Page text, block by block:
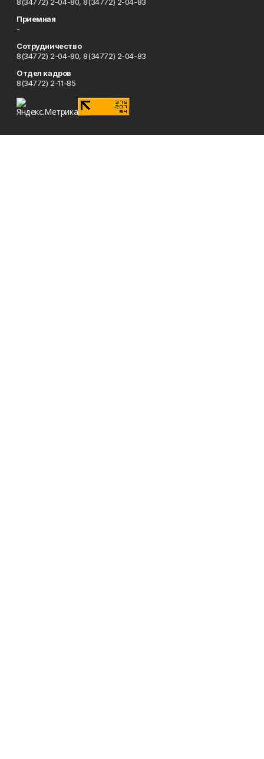
Приемная
-
Сотрудничество
8(34772) 2-04-80, 8(34772) 2-04-83
Отдел кадров
8(34772) 2-11-85